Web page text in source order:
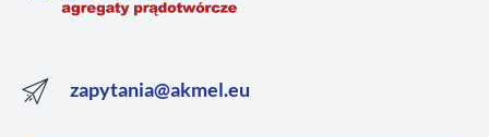
zapytania@akmel.eu